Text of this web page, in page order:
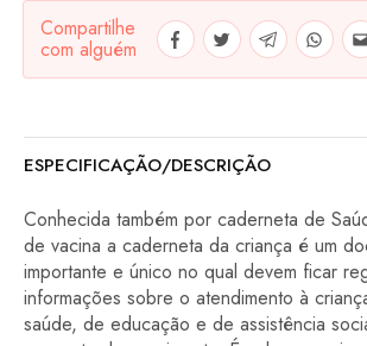
Compartilhe
com alguém
ESPECIFICAÇÃO/DESCRIÇÃO
Conhecida também por caderneta de
de vacina a caderneta da criança é um
importante e único no qual devem ficar
informações sobre o atendimento à
saúde, de educação e de assistência